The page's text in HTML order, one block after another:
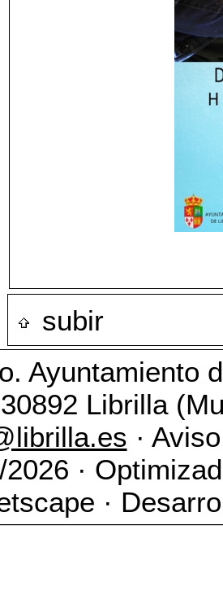
subir
Ayuntamiento
Librilla
·
·
·